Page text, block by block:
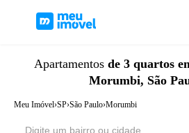
Apartamentos de 3 quartos
Morumbi, São
Meu Imóvel›SP›São Paulo›Morumbi